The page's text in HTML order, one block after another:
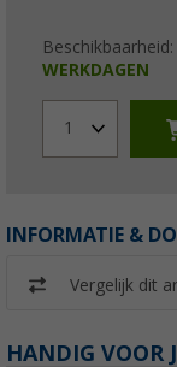
Beschikbaarheid:
WERKDAGEN
1
INFORMATIE &
Vergelijk dit
HANDIG VOOR